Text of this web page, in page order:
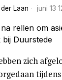
Laan juni 13
zich